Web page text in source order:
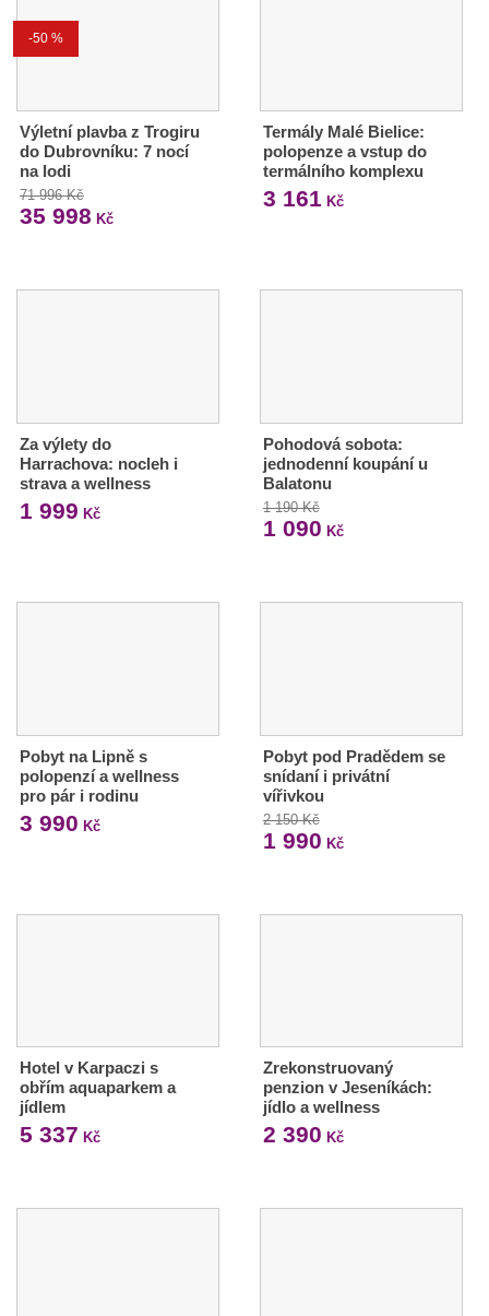
-50 %
Výletní plavba z Trogiru
do Dubrovníku: 7 nocí
na lodi
71 996 Kč
35 998 Kč
Termály Malé Bielice:
polopenze a vstup do
termálního komplexu
3 161 Kč
Za výlety do
Harrachova: nocleh i
strava a wellness
1 999 Kč
Pohodová sobota:
jednodenní koupání u
Balatonu
1 190 Kč
1 090 Kč
Pobyt na Lipně s
polopenzí a wellness
pro pár i rodinu
3 990 Kč
Pobyt pod Pradědem se
snídaní i privátní
vířivkou
2 150 Kč
1 990 Kč
Hotel v Karpaczi s
obřím aquaparkem a
jídlem
5 337 Kč
Zrekonstruovaný
penzion v Jeseníkách:
jídlo a wellness
2 390 Kč